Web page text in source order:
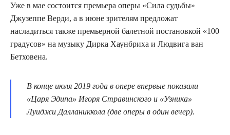
Уже в мае состоится премьера оперы «Сила судьбы»
Джузеппе Верди, а в июне зрителям предложат
насладиться также премьерной балетной постановкой «100
градусов» на музыку Дирка Хаунбриха и Людвига ван
Бетховена.
В конце июля 2019 года в опере впервые показали
«Царя Эдипа» Игоря Стравинского и «Узника»
Луиджи Далланиккола (две оперы в один вечер).